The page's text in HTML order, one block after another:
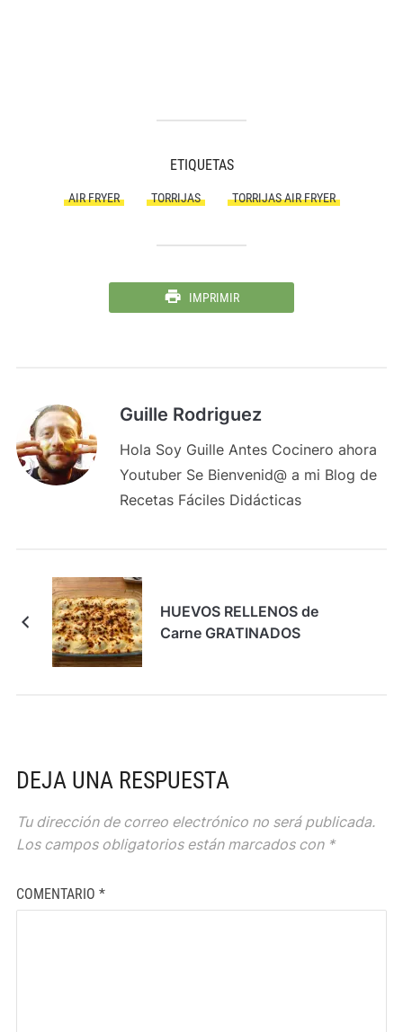
ETIQUETAS
AIR FRYER TORRIJAS TORRIJAS AIR FRYER
IMPRIMIR
Guille Rodriguez
Hola Soy Guille Antes Cocinero ahora
Youtuber Se Bienvenid@ a mi Blog de
Recetas Fáciles Didácticas
HUEVOS RELLENOS de
Carne GRATINADOS
DEJA UNA RESPUESTA
Tu dirección de correo electrónico no será publicada.
Los campos obligatorios están marcados con *
COMENTARIO *